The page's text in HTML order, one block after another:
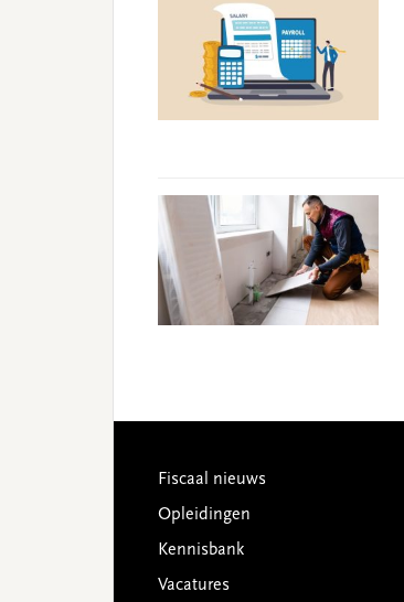
Footer
Fiscaal nieuws
Opleidingen
Kennisbank
Vacatures